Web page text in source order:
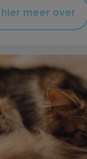
hier meer over